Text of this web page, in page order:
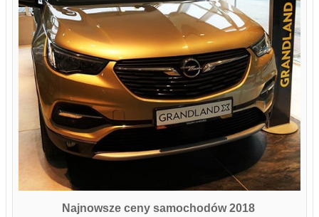
Najnowsze ceny samochodów 2018